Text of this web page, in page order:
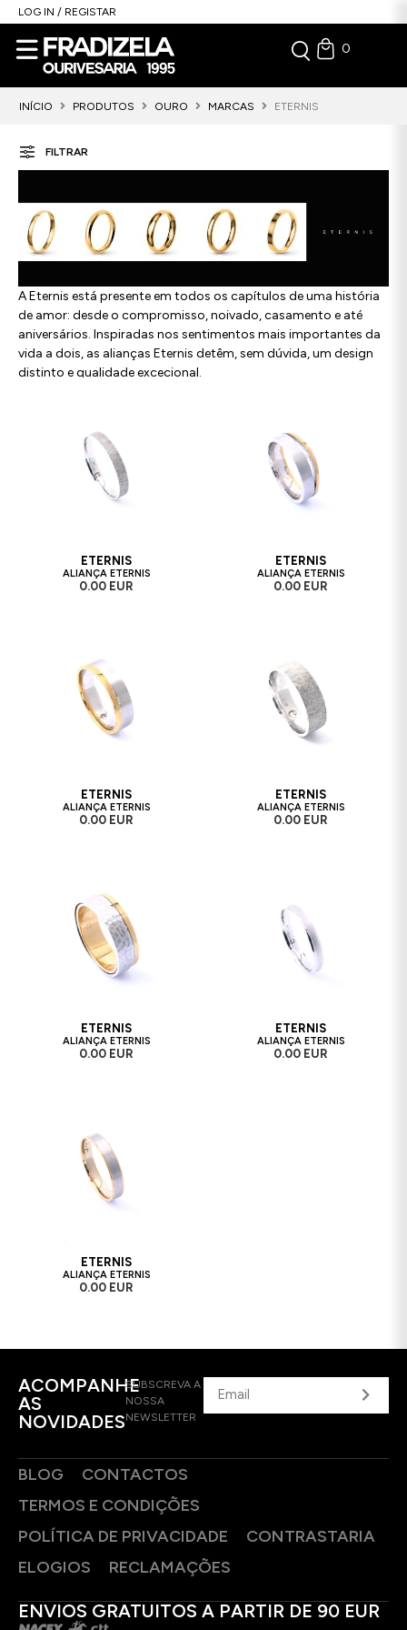
LOG IN / REGISTAR
0
INÍCIO PRODUTOS OURO MARCAS ETERNIS
FILTRAR
A Eternis está presente em todos os capítulos de uma história
de amor: desde o compromisso, noivado, casamento e até
aniversários. Inspiradas nos sentimentos mais importantes da
vida a dois, as alianças Eternis detêm, sem dúvida, um design
distinto e qualidade excecional.
ETERNIS
ALIANÇA ETERNIS
0.00 EUR
ETERNIS
ALIANÇA ETERNIS
0.00 EUR
ETERNIS
ALIANÇA ETERNIS
0.00 EUR
ETERNIS
ALIANÇA ETERNIS
0.00 EUR
ETERNIS
ALIANÇA ETERNIS
0.00 EUR
ETERNIS
ALIANÇA ETERNIS
0.00 EUR
ETERNIS
ALIANÇA ETERNIS
0.00 EUR
ACOMPANHE
AS
NOVIDADES
SUBSCREVA A
NOSSA
NEWSLETTER
BLOG
CONTACTOS
TERMOS E CONDIÇÕES
POLÍTICA DE PRIVACIDADE
CONTRASTARIA
ELOGIOS
RECLAMAÇÕES
ENVIOS GRATUITOS A PARTIR DE 90 EUR